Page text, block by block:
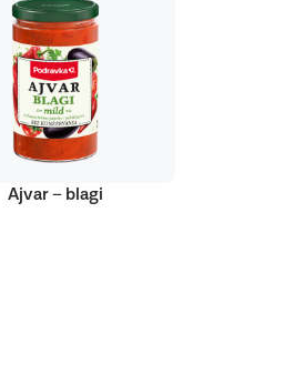
Ajvar – blagi